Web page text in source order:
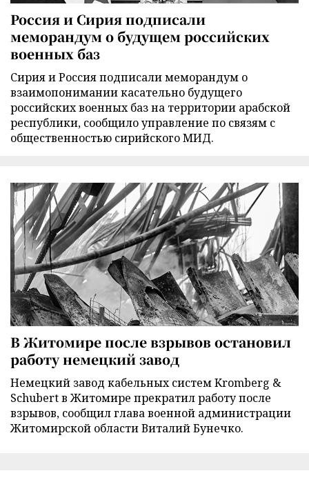
Россия и Сирия подписали
меморандум о будущем российских
военных баз
Сирия и Россия подписали меморандум о
взаимопонимании касательно будущего
российских военных баз на территории арабской
республики, сообщило управление по связям с
общественностью сирийского МИД.
В Житомире после взрывов остановил
работу немецкий завод
Немецкий завод кабельных систем Kromberg &
Schubert в Житомире прекратил работу после
взрывов, сообщил глава военной администрации
Житомирской области Виталий Бунечко.